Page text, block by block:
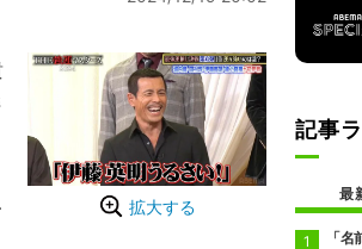
拡大する
記事
最
「